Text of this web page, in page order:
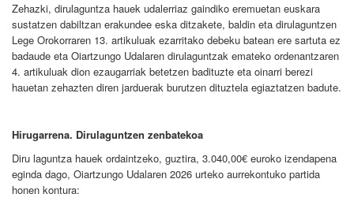
Zehazki, dirulaguntza hauek udalerriaz gaindiko eremuetan euskara
sustatzen dabiltzan erakundee eska ditzakete, baldin eta dirulaguntzen
Lege Orokorraren 13. artikuluak ezarritako debeku batean ere sartuta ez
badaude eta Oiartzungo Udalaren dirulaguntzak emateko ordenantzaren
4. artikuluak dion ezaugarriak betetzen badituzte eta oinarri berezi
hauetan zehazten diren jarduerak burutzen dituztela egiaztatzen badute.
Hirugarrena. Dirulaguntzen zenbatekoa
Diru laguntza hauek ordaintzeko, guztira, 3.040,00€ euroko izendapena
eginda dago, Oiartzungo Udalaren 2026 urteko aurrekontuko partida
honen kontura: